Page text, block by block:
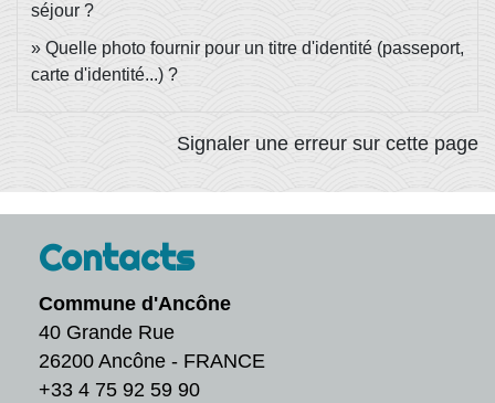
séjour ?
Quelle photo fournir pour un titre d'identité (passeport,
carte d'identité...) ?
Signaler une erreur sur cette page
Contacts
Commune d'Ancône
40 Grande Rue
26200 Ancône - FRANCE
+33 4 75 92 59 90